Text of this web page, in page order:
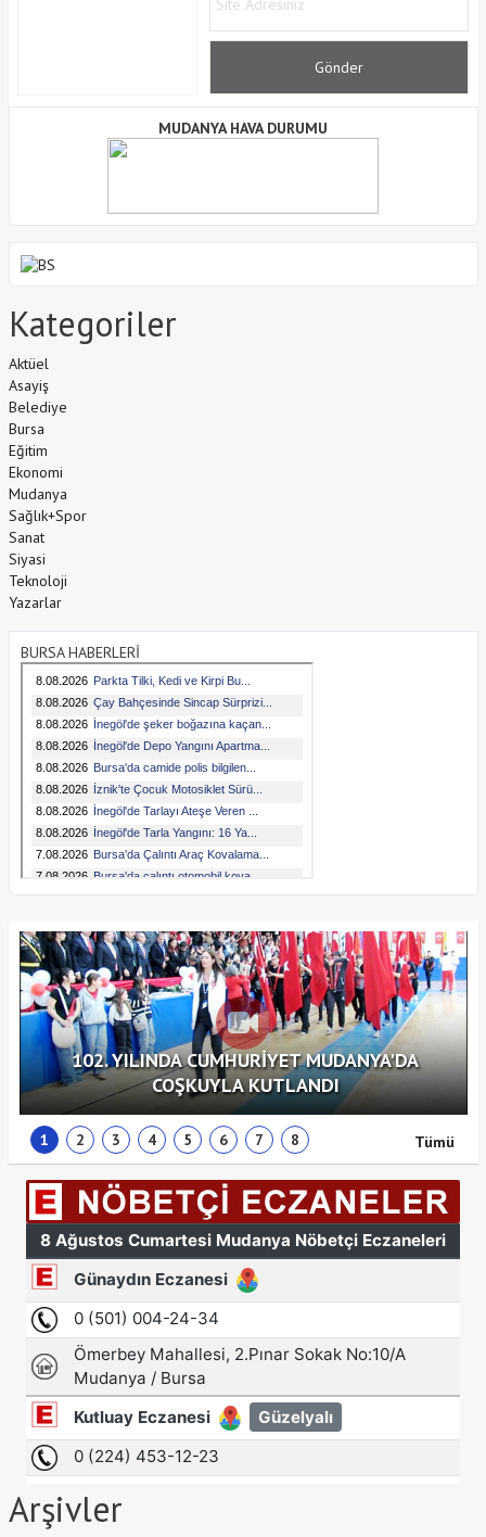
MUDANYA HAVA DURUMU
Kategoriler
Aktüel
Asayiş
Belediye
Bursa
Eğitim
Ekonomi
Mudanya
Sağlık+Spor
Sanat
Siyasi
Teknoloji
Yazarlar
BURSA HABERLERİ
Tümü
102. YILINDA CUMHURİYET MUDANYA'DA
COŞKUYLA KUTLANDI
1 2 3 4 5 6 7 8
Arşivler